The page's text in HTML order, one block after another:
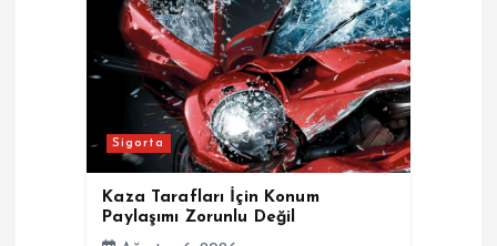
Sigorta
Kaza Tarafları İçin Konum
Paylaşımı Zorunlu Değil